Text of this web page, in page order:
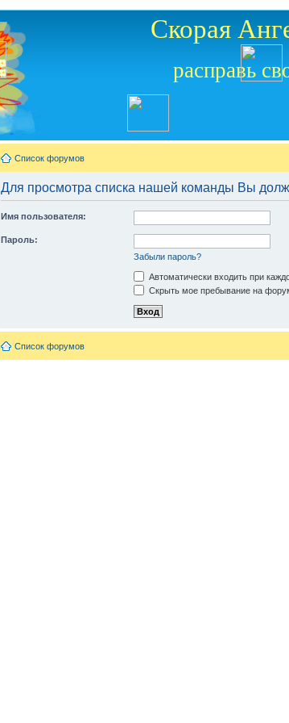
Скорая
расправь
Список форумов
Для просмотра списка нашей команды Вы
Имя пользователя:
Пароль:
Забыли пароль?
Автоматически входить при
Скрыть мое пребывание на
Список форумов